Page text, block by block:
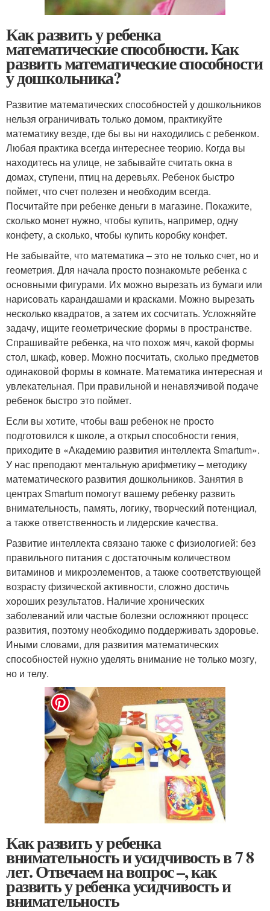
Как развить у ребенка
математические способности. Как
развить математические способности
у дошкольника?
Развитие математических способностей у дошкольников
нельзя ограничивать только домом, практикуйте
математику везде, где бы вы ни находились с ребенком.
Любая практика всегда интереснее теорию. Когда вы
находитесь на улице, не забывайте считать окна в
домах, ступени, птиц на деревьях. Ребенок быстро
поймет, что счет полезен и необходим всегда.
Посчитайте при ребенке деньги в магазине. Покажите,
сколько монет нужно, чтобы купить, например, одну
конфету, а сколько, чтобы купить коробку конфет.
Не забывайте, что математика – это не только счет, но и
геометрия. Для начала просто познакомьте ребенка с
основными фигурами. Их можно вырезать из бумаги или
нарисовать карандашами и красками. Можно вырезать
несколько квадратов, а затем их сосчитать. Усложняйте
задачу, ищите геометрические формы в пространстве.
Спрашивайте ребенка, на что похож мяч, какой формы
стол, шкаф, ковер. Можно посчитать, сколько предметов
одинаковой формы в комнате. Математика интересная и
увлекательная. При правильной и ненавязчивой подаче
ребенок быстро это поймет.
Если вы хотите, чтобы ваш ребенок не просто
подготовился к школе, а открыл способности гения,
приходите в «Академию развития интеллекта Smartum».
У нас преподают ментальную арифметику – методику
математического развития дошкольников. Занятия в
центрах Smartum помогут вашему ребенку развить
внимательность, память, логику, творческий потенциал,
а также ответственность и лидерские качества.
Развитие интеллекта связано также с физиологией: без
правильного питания с достаточным количеством
витаминов и микроэлементов, а также соответствующей
возрасту физической активности, сложно достичь
хороших результатов. Наличие хронических
заболеваний или частые болезни осложняют процесс
развития, поэтому необходимо поддерживать здоровье.
Иными словами, для развития математических
способностей нужно уделять внимание не только мозгу,
но и телу.
Как развить у ребенка
внимательность и усидчивость в 7 8
лет. Отвечаем на вопрос –, как
развить у ребенка усидчивость и
внимательность